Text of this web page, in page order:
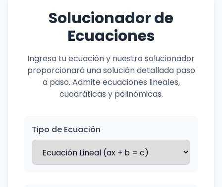
Solucionador de
Ecuaciones
Ingresa tu ecuación y nuestro solucionador
proporcionará una solución detallada paso
a paso. Admite ecuaciones lineales,
cuadráticas y polinómicas.
Tipo de Ecuación